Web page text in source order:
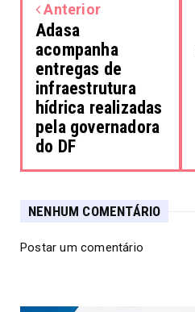
Anterior
Adasa
acompanha
entregas de
infraestrutura
hídrica realizadas
pela governadora
do DF
NENHUM COMENTÁRIO
Postar um comentário